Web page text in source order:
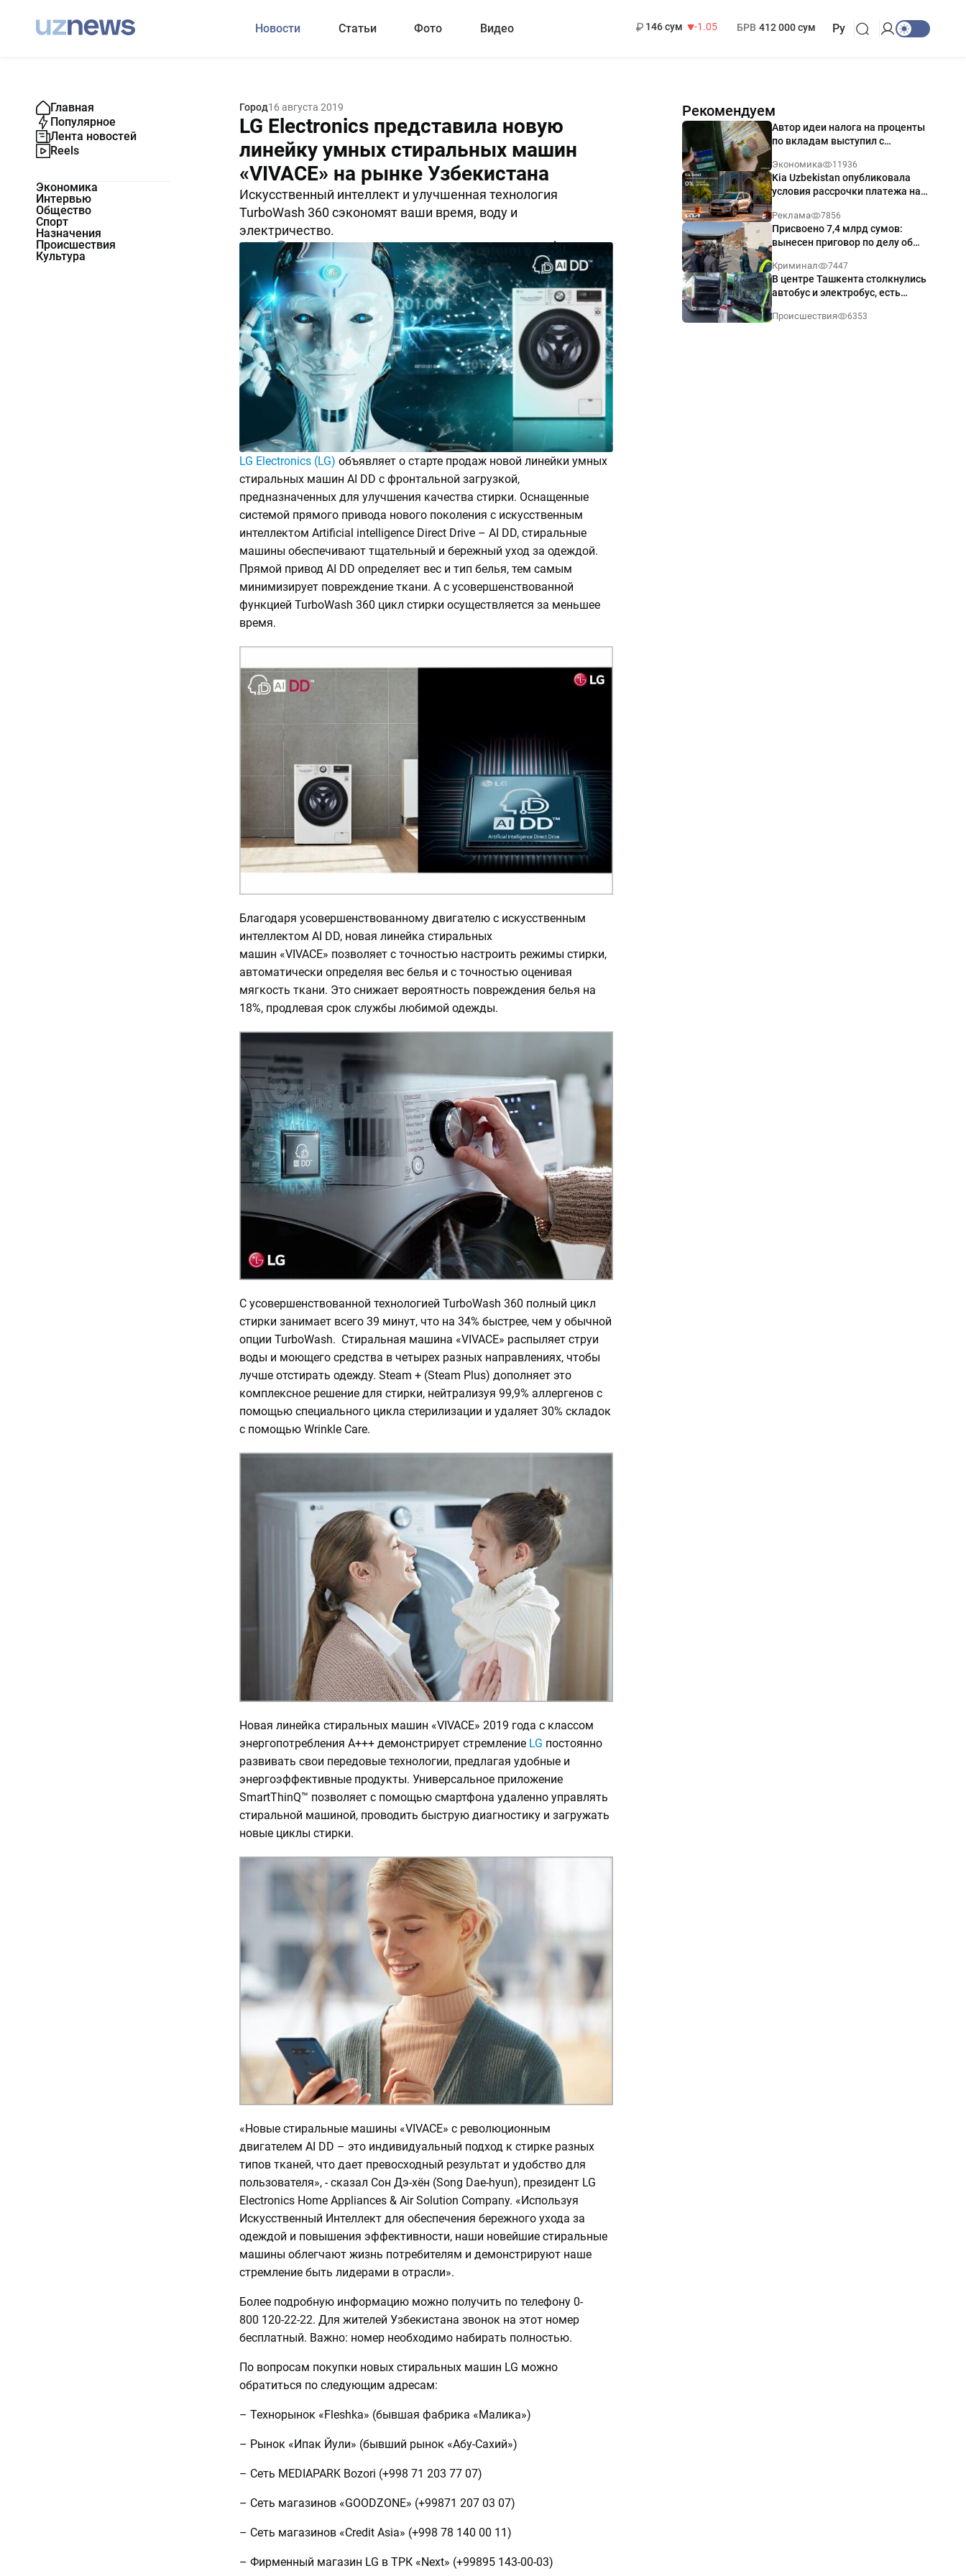
Новости Статьи Фото Видео
146 сум
-1.05
БРВ 412 000 сум Ру
Главная
Популярное
Лента новостей
Reels
Экономика
Интервью
Общество
Спорт
Назначения
Происшествия
Культура
Город16 августа 2019
LG Electronics представила новую
линейку умных стиральных машин
«VIVACE» на рынке Узбекистана
Искусственный интеллект и улучшенная технология
TurboWash 360 сэкономят ваши время, воду и
электричество.
0 Поделиться
LG Electronics (LG) объявляет о старте продаж новой линейки умных
стиральных машин AI DD с фронтальной загрузкой,
предназначенных для улучшения качества стирки. Оснащенные
системой прямого привода нового поколения с искусственным
интеллектом Artificial intelligence Direct Drive – AI DD, стиральные
машины обеспечивают тщательный и бережный уход за одеждой.
Прямой привод AI DD определяет вес и тип белья, тем самым
минимизирует повреждение ткани. А с усовершенствованной
функцией TurboWash 360 цикл стирки осуществляется за меньшее
время.
Благодаря усовершенствованному двигателю с искусственным
интеллектом AI DD, новая линейка стиральных
машин «VIVACE» позволяет с точностью настроить режимы стирки,
автоматически определяя вес белья и с точностью оценивая
мягкость ткани. Это снижает вероятность повреждения белья на
18%, продлевая срок службы любимой одежды.
С усовершенствованной технологией TurboWash 360 полный цикл
стирки занимает всего 39 минут, что на 34% быстрее, чем у обычной
опции TurboWash. Стиральная машина «VIVACE» распыляет струи
воды и моющего средства в четырех разных направлениях, чтобы
лучше отстирать одежду. Steam + (Steam Plus) дополняет это
комплексное решение для стирки, нейтрализуя 99,9% аллергенов с
помощью специального цикла стерилизации и удаляет 30% складок
с помощью Wrinkle Care.
Новая линейка стиральных машин «VIVACE» 2019 года с классом
энергопотребления A+++ демонстрирует стремление LG постоянно
развивать свои передовые технологии, предлагая удобные и
энергоэффективные продукты. Универсальное приложение
SmartThinQ™ позволяет с помощью смартфона удаленно управлять
стиральной машиной, проводить быструю диагностику и загружать
новые циклы стирки.
«Новые стиральные машины «VIVACE» с революционным
двигателем AI DD – это индивидуальный подход к стирке разных
типов тканей, что дает превосходный результат и удобство для
пользователя», - сказал Сон Дэ-хён (Song Dae-hyun), президент LG
Electronics Home Appliances & Air Solution Company. «Используя
Искусственный Интеллект для обеспечения бережного ухода за
одеждой и повышения эффективности, наши новейшие стиральные
машины облегчают жизнь потребителям и демонстрируют наше
стремление быть лидерами в отрасли».
Более подробную информацию можно получить по телефону 0-
800 120-22-22. Для жителей Узбекистана звонок на этот номер
бесплатный. Важно: номер необходимо набирать полностью.
По вопросам покупки новых стиральных машин LG можно
обратиться по следующим адресам:
– Технорынок «Fleshka» (бывшая фабрика «Малика»)
– Рынок «Ипак Йули» (бывший рынок «Абу-Сахий»)
– Сеть MEDIAPARK Bozori (+998 71 203 77 07)
– Сеть магазинов «GOODZONE» (+99871 207 03 07)
– Сеть магазинов «Credit Asia» (+998 78 140 00 11)
– Фирменный магазин LG в ТРК «Next» (+99895 143-00-03)
Рекомендуем
Автор идеи налога на проценты
по вкладам выступил с
Экономика 11936
Kia Uzbekistan опубликовала
условия рассрочки платежа на
годовых
Реклама 7856
Присвоено 7,4 млрд сумов:
вынесен приговор по делу об
Ташкенте
Криминал 7447
В центре Ташкента столкнулись
автобус и электробус, есть
Происшествия 6353